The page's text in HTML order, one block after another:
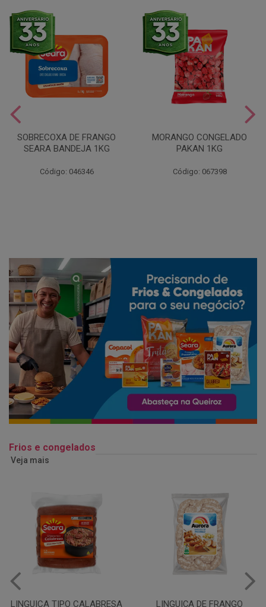
SOBRECOXA DE FRANGO
SEARA BANDEJA 1KG
Código: 046346
MORANGO CONGELADO
PAKAN 1KG
Código: 067398
Frios e congelados
Veja mais
LINGUIÇA DE FRANGO QUEIJO MUSSARELA